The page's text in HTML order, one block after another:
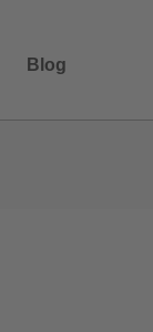
Blog